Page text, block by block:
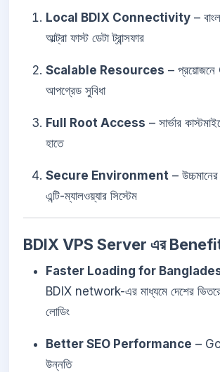
Local BDIX Connectivity –
আল্ট্রা ফাস্ট ডেটা ট্রান্সফার
Scalable Resources –
আপগ্রেড সুবিধা
Full Root Access – সার্ভার
হাতে
Secure Environment –
এন্টি-ম্যালওয়্যার সিস্টেম
BDIX VPS Server এর
Faster Loading for
BDIX network-এর মাধ্যমে দেশের ভিতরে
লোডিং
Better SEO Performance –
উন্নতি